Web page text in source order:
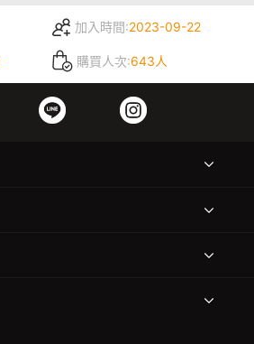
加入時間:2023-09-22
購買人次:643人